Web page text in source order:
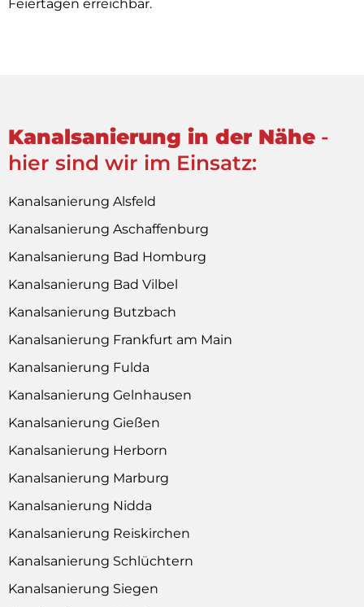
Feiertagen erreichbar.
Kanalsanierung in der Nähe -
hier sind wir im Einsatz:
Kanalsanierung Alsfeld
Kanalsanierung Aschaffenburg
Kanalsanierung Bad Homburg
Kanalsanierung Bad Vilbel
Kanalsanierung Butzbach
Kanalsanierung Frankfurt am Main
Kanalsanierung Fulda
Kanalsanierung Gelnhausen
Kanalsanierung Gießen
Kanalsanierung Herborn
Kanalsanierung Marburg
Kanalsanierung Nidda
Kanalsanierung Reiskirchen
Kanalsanierung Schlüchtern
Kanalsanierung Siegen